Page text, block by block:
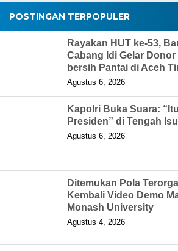
POSTINGAN TERPOPULER
Rayakan HUT ke-53,
Cabang Idi Gelar
bersih Pantai di Aceh
Agustus 6, 2026
Kapolri Buka Suara:
Presiden” di Tengah
Agustus 6, 2026
Ditemukan Pola
Kembali Video Demo
Monash University
Agustus 4, 2026